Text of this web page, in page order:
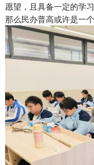
愿望，且具备一定的学
那么民办普高或许是一个